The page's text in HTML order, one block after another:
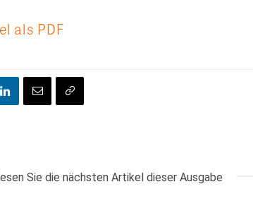
als PDF
Sie die nächsten Artikel dieser Ausgabe